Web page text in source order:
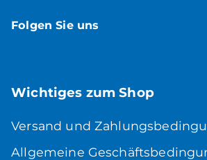
Folgen Sie uns
Wichtiges zum Shop
Versand und
Allgemeine